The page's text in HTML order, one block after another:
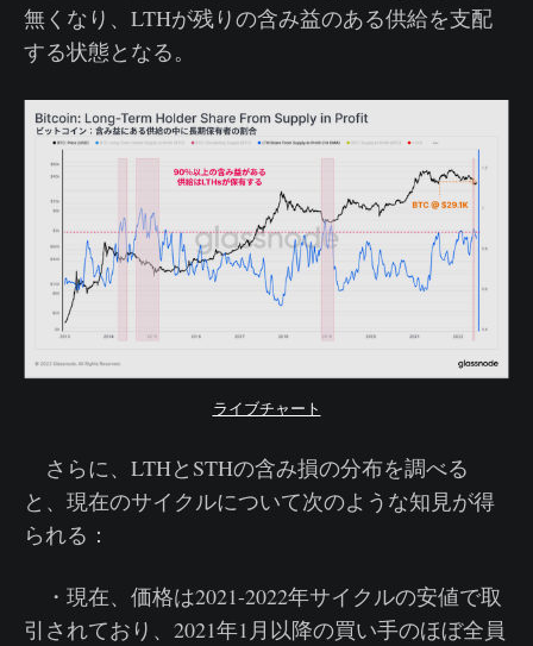
無くなり、LTHが残りの含み益のある供給を支配
する状態となる。
ライブチャート
さらに、LTHとSTHの含み損の分布を調べる
と、現在のサイクルについて次のような知見が得
られる：
・現在、価格は2021-2022年サイクルの安値で取
引されており、2021年1月以降の買い手のほぼ全員